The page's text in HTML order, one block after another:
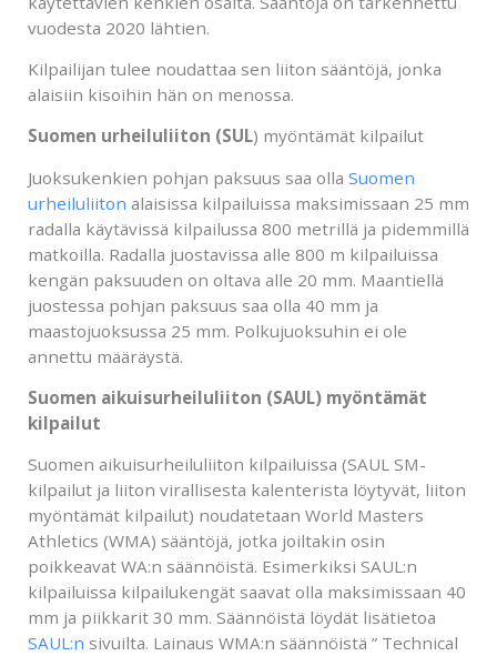
vuodesta 2020 lähtien.
Kilpailijan tulee noudattaa sen liiton sääntöjä, jonka
alaisiin kisoihin hän on menossa.
Suomen urheiluliiton (SUL) myöntämät kilpailut
Juoksukenkien pohjan paksuus saa olla Suomen
urheiluliiton alaisissa kilpailuissa maksimissaan 25 mm
radalla käytävissä kilpailussa 800 metrillä ja pidemmillä
matkoilla. Radalla juostavissa alle 800 m kilpailuissa
kengän paksuuden on oltava alle 20 mm. Maantiellä
juostessa pohjan paksuus saa olla 40 mm ja
maastojuoksussa 25 mm. Polkujuoksuhin ei ole
annettu määräystä.
Suomen aikuisurheiluliiton (SAUL) myöntämät
kilpailut
Suomen aikuisurheiluliiton kilpailuissa (SAUL SM-
kilpailut ja liiton virallisesta kalenterista löytyvät, liiton
myöntämät kilpailut) noudatetaan World Masters
Athletics (WMA) sääntöjä, jotka joiltakin osin
poikkeavat WA:n säännöistä. Esimerkiksi SAUL:n
kilpailuissa kilpailukengät saavat olla maksimissaan 40
mm ja piikkarit 30 mm. Säännöistä löydät lisätietoa
SAUL:n sivuilta. Lainaus WMA:n säännöistä ” Technical